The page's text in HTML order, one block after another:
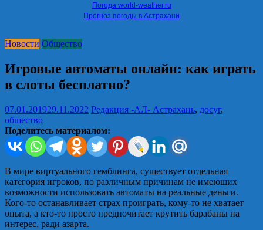
Погода world-weather.ru
Прогноз погоды в Астрахани
Новости Общество
Игровые автоматы онлайн: как играть
в слоты бесплатно?
07.01.201929.11.2022 Редакция -АЛ- Астрахань, досуг,
общество
Поделитесь материалом:
В мире виртуального гемблинга, существует отдельная
категория игроков, по различным причинам не имеющих
возможности использовать автоматы на реальные деньги.
Кого-то останавливает страх проиграть, кому-то не хватает
опыта, а кто-то просто предпочитает крутить барабаны на
интерес, ради азарта.